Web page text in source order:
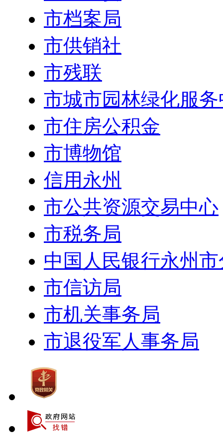
市档案局
市供销社
市残联
市城市园林绿化服
市住房公积金
市博物馆
信用永州
市公共资源交易中心
市税务局
中国人民银行永州
市信访局
市机关事务局
市退役军人事务局